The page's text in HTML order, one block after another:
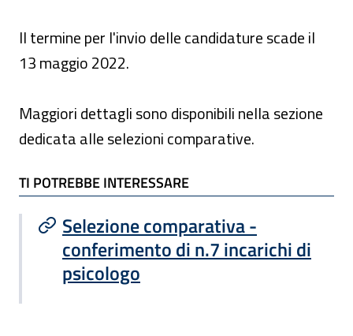
Il termine per l'invio delle candidature scade il
13 maggio 2022.
Maggiori dettagli sono disponibili nella sezione
dedicata alle selezioni comparative.
TI POTREBBE INTERESSARE
TI POTREBBE INTERESSARE
Selezione comparativa -
conferimento di n.7 incarichi di
psicologo